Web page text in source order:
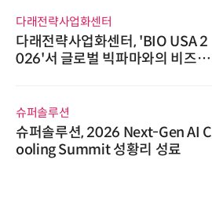
다래전략사업화센터
다래전략사업화센터, 'BIO USA 2
026'서 글로벌 빅파마와의 비즈니
슈퍼솔루션
슈퍼솔루션, 2026 Next-Gen AI C
ooling Summit 성황리 성료